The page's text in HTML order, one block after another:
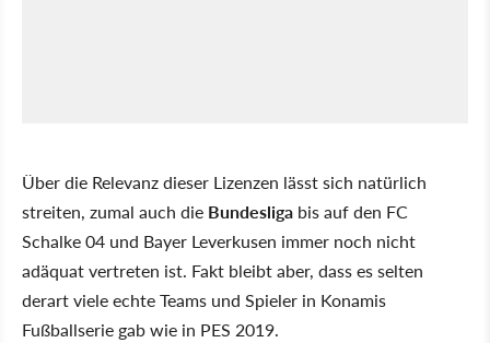
Über die Relevanz dieser Lizenzen lässt sich natürlich
streiten, zumal auch die Bundesliga bis auf den FC
Schalke 04 und Bayer Leverkusen immer noch nicht
adäquat vertreten ist. Fakt bleibt aber, dass es selten
derart viele echte Teams und Spieler in Konamis
Fußballserie gab wie in PES 2019.